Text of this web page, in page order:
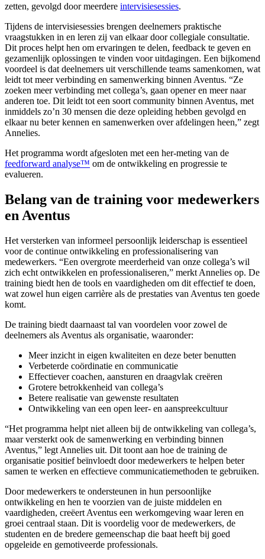
zetten, gevolgd door meerdere intervisiesessies.
Tijdens de intervisiesessies brengen deelnemers praktische
vraagstukken in en leren zij van elkaar door collegiale consultatie.
Dit proces helpt hen om ervaringen te delen, feedback te geven en
gezamenlijk oplossingen te vinden voor uitdagingen. Een bijkomend
voordeel is dat deelnemers uit verschillende teams samenkomen, wat
leidt tot meer verbinding en samenwerking binnen Aventus. “Ze
zoeken meer verbinding met collega’s, gaan opener en meer naar
anderen toe. Dit leidt tot een soort community binnen Aventus, met
inmiddels zo’n 30 mensen die deze opleiding hebben gevolgd en
elkaar nu beter kennen en samenwerken over afdelingen heen,” zegt
Annelies.
Het programma wordt afgesloten met een her-meting van de
feedforward analyse™ om de ontwikkeling en progressie te
evalueren.
Belang van de training voor medewerkers
en Aventus
Het versterken van informeel persoonlijk leiderschap is essentieel
voor de continue ontwikkeling en professionalisering van
medewerkers. “Een overgrote meerderheid van onze collega’s wil
zich echt ontwikkelen en professionaliseren,” merkt Annelies op. De
training biedt hen de tools en vaardigheden om dit effectief te doen,
wat zowel hun eigen carrière als de prestaties van Aventus ten goede
komt.
De training biedt daarnaast tal van voordelen voor zowel de
deelnemers als Aventus als organisatie, waaronder:
Meer inzicht in eigen kwaliteiten en deze beter benutten
Verbeterde coördinatie en communicatie
Effectiever coachen, aansturen en draagvlak creëren
Grotere betrokkenheid van collega’s
Betere realisatie van gewenste resultaten
Ontwikkeling van een open leer- en aanspreekcultuur
“Het programma helpt niet alleen bij de ontwikkeling van collega’s,
maar versterkt ook de samenwerking en verbinding binnen
Aventus,” legt Annelies uit. Dit toont aan hoe de training de
organisatie positief beïnvloedt door medewerkers te helpen beter
samen te werken en effectieve communicatiemethoden te gebruiken.
Door medewerkers te ondersteunen in hun persoonlijke
ontwikkeling en hen te voorzien van de juiste middelen en
vaardigheden, creëert Aventus een werkomgeving waar leren en
groei centraal staan. Dit is voordelig voor de medewerkers, de
studenten en de bredere gemeenschap die baat heeft bij goed
opgeleide en gemotiveerde professionals.